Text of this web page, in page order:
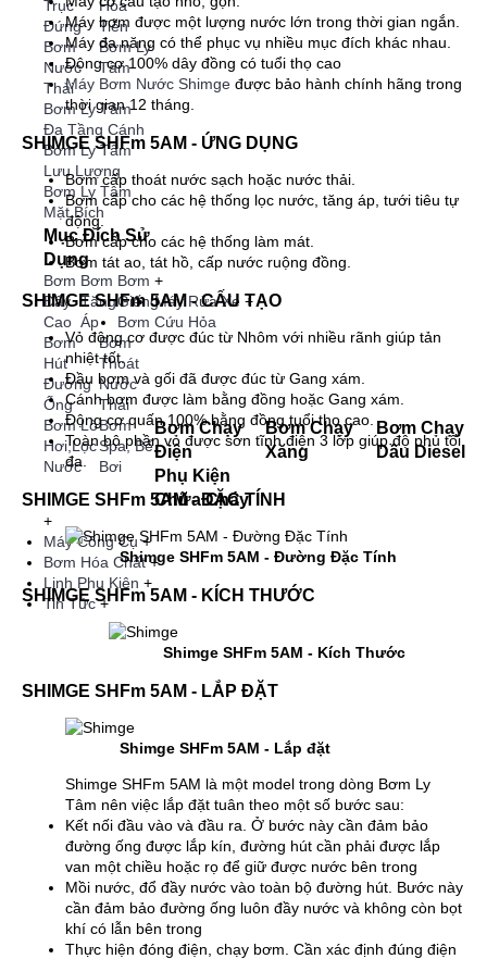
Trục
Đứng
Hỏa
Tiễn
Bơm
Nước
Thải
Bơm Ly
Tâm
Bơm Ly Tâm
Đa Tầng Cánh
Bơm Ly Tâm
Lưu Lượng
Bơm Ly Tâm
Mặt Bích
Mục Đích Sử
Dụng
Bơm
Đẩy
Cao
Bơm
Tăng
Áp
Bơm
Giếng
Bơm
Hút
Đường
Ống
Bơm
Thoát
Nước
Thải
Bơm Lò
Hơi,Lọc
Nước
Bơm
Spa, Bể
Bơi
+
Máy Rửa Xe +
Bơm Cứu Hỏa
Bơm Chạy
Điện
Bơm Chạy
Xăng
Bơm Chạy
Dầu Diesel
Phụ Kiện
Chữa Cháy
+
Máy Công Cụ +
Bơm Hóa Chất +
Linh Phụ Kiện +
Tin Tức +
Máy bơm được một lượng nước lớn trong thời gian ngắn.
Máy đa năng có thể phục vụ nhiều mục đích khác nhau.
Động cơ 100% dây đồng có tuổi thọ cao
Máy Bơm Nước Shimge được bảo hành chính hãng trong
thời gian 12 tháng.
SHIMGE SHFm 5AM - ỨNG DỤNG
Bơm cấp thoát nước sạch hoặc nước thải.
Bơm cấp cho các hệ thống lọc nước, tăng áp, tưới tiêu tự
động.
Bơm cấp cho các hệ thống làm mát.
Bơm tát ao, tát hồ, cấp nước ruộng đồng.
SHIMGE SHFm 5AM - CẤU TẠO
Vỏ động cơ được đúc từ Nhôm với nhiều rãnh giúp tản
nhiệt tốt.
Đầu bơm và gối đã được đúc từ Gang xám.
Cánh bơm được làm bằng đồng hoặc Gang xám.
Động cơ quấn 100% bằng đồng tuổi thọ cao.
Toàn bộ phần vỏ được sơn tĩnh điện 3 lớp giúp độ phủ tối
đa.
SHIMGE SHFm 5AM - ĐẶC TÍNH
Shimge SHFm 5AM - Đường Đặc Tính
SHIMGE SHFm 5AM - KÍCH THƯỚC
Shimge SHFm 5AM - Kích Thước
SHIMGE SHFm 5AM - LẮP ĐẶT
Shimge SHFm 5AM - Lắp đặt
Shimge SHFm 5AM là một model trong dòng Bơm Ly
Tâm nên việc lắp đặt tuân theo một số bước sau:
Kết nối đầu vào và đầu ra. Ở bước này cần đảm bảo
đường ống được lắp kín, đường hút cần phải được lắp
van một chiều hoặc rọ để giữ được nước bên trong
Mồi nước, đổ đầy nước vào toàn bộ đường hút. Bước này
cần đảm bảo đường ống luôn đầy nước và không còn bọt
khí có lẫn bên trong
Thực hiện đóng điện, chạy bơm. Cần xác định đúng điện